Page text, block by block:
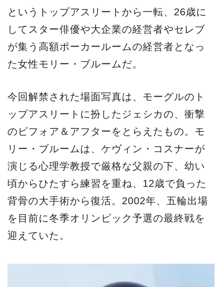
というトップアスリートから一転、26歳に
してスター俳優や大企業の経営者やセレブ
が集う高額ポーカールームの経営者となっ
た女性モリー・ブルームだ。
今回解禁された場面写真は、モーグルのト
ップアスリートに扮したジェシカの、衝撃
のビフォア＆アフターをとらえたもの。モ
リー・ブルームは、ケヴィン・コスナーが
演じる心理学教授で厳格な父親の下、幼い
頃からひたすら練習を重ね、12歳で負った
背骨の大手術から復活。2002年、五輪出場
を目前に冬季オリンピック予選の最終戦を
迎えていた。